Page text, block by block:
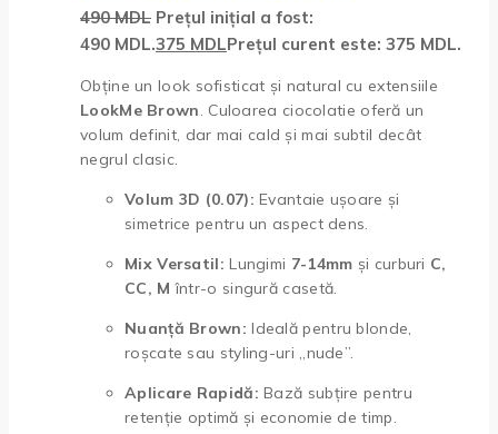
490MDL Prețul inițial a fost:
490 MDL.375 MDLPrețul curent este: 375 MDL.
Obține un look sofisticat și natural cu extensiile
LookMe Brown. Culoarea ciocolatie oferă un
volum definit, dar mai cald și mai subtil decât
negrul clasic.
Volum 3D (0.07): Evantaie ușoare și
simetrice pentru un aspect dens.
Mix Versatil: Lungimi 7-14mm și curburi C,
CC, M într-o singură casetă.
Nuanță Brown: Ideală pentru blonde,
roșcate sau styling-uri „nude”.
Aplicare Rapidă: Bază subțire pentru
retenție optimă și economie de timp.